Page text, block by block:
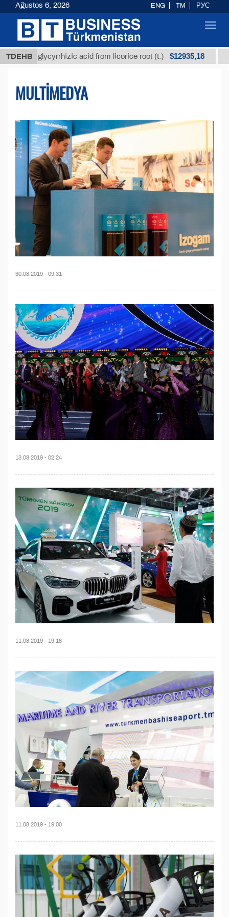
TDEHB
glycyrrhizic acid from licorice root (t.) $12935,18 Low-
MULTIMEDYA
30.08.2019 - 09:31
13.08.2019 - 02:24
11.08.2019 - 19:18
11.08.2019 - 19:00
Ağustos 6, 2026 ENG TM РУС